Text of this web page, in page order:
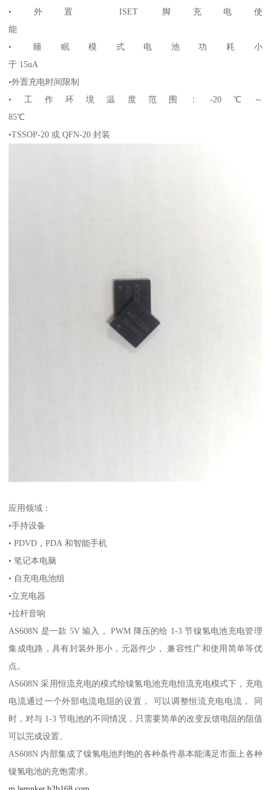
•外置 ISET 脚充电使
能
• 睡眠模式电池功耗小
于 15uA
•外置充电时间限制
•工作环境温度范围：-20℃～
85℃
•TSSOP-20 或 QFN-20 封装
应用领域：
•手持设备
• PDVD，PDA 和智能手机
• 笔记本电脑
• 自充电电池组
•立充电器
•拉杆音响
AS608N 是一款 5V 输入， PWM 降压的给 1-3 节镍氢电池充电管理
集成电路，具有封装外形小，元器件少， 兼容性广和使用简单等优
点。
AS608N 采用恒流充电的模式给镍氢电池充电恒流充电模式下，充电
电流通过一个外部电流电阻的设置， 可以调整恒流充电电流， 同
时，对与 1-3 节电池的不同情况，只需要简单的改变反馈电阻的阻值
可以完成设置。
AS608N 内部集成了镍氢电池判饱的各种条件基本能满足市面上各种
镍氢电池的充饱需求。